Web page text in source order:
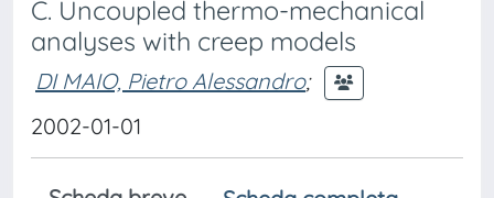
C. Uncoupled thermo-mechanical
analyses with creep models
DI MAIO, Pietro Alessandro;
2002-01-01